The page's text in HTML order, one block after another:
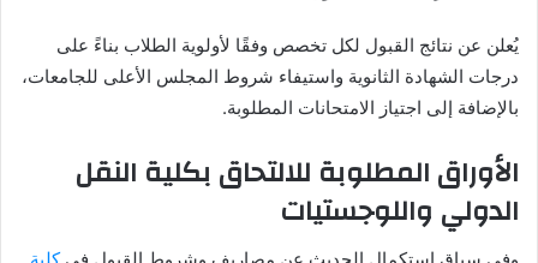
يُعلن عن نتائج القبول لكل تخصص وفقًا لأولوية الطلاب بناءً على
درجات الشهادة الثانوية واستيفاء شروط المجلس الأعلى للجامعات،
بالإضافة إلى اجتياز الامتحانات المطلوبة.
الأوراق المطلوبة للالتحاق بكلية النقل
الدولي واللوجستيات